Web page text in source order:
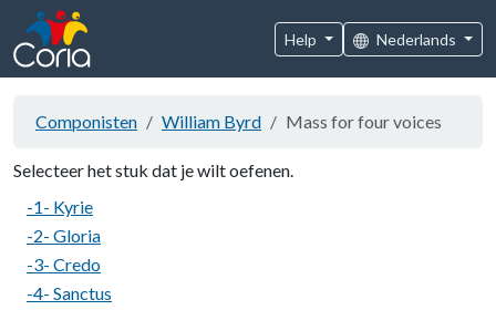
Help Nederlands
Componisten William Byrd Mass for four voices
Selecteer het stuk dat je wilt oefenen.
-1- Kyrie
-2- Gloria
-3- Credo
-4- Sanctus